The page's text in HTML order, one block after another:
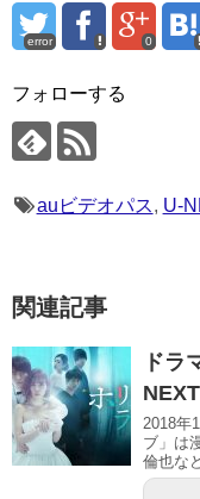
error 0
フォローする
auビデオパス, U-
関連記事
ドラ
2018年
ブ」は
倫也な